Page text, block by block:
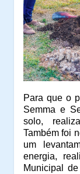
Para que o
Semma e
solo,
Também foi
um
energia,
Municipal